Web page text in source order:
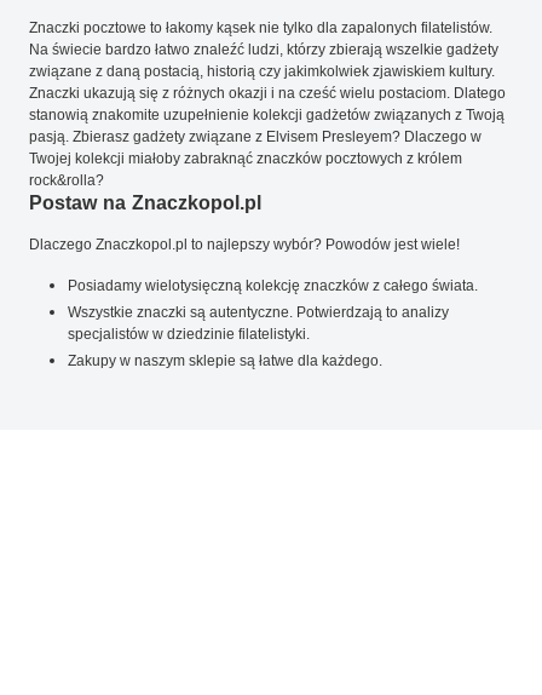
Znaczki pocztowe to łakomy kąsek nie tylko dla zapalonych filatelistów.
Na świecie bardzo łatwo znaleźć ludzi, którzy zbierają wszelkie gadżety
związane z daną postacią, historią czy jakimkolwiek zjawiskiem kultury.
Znaczki ukazują się z różnych okazji i na cześć wielu postaciom. Dlatego
stanowią znakomite uzupełnienie kolekcji gadżetów związanych z Twoją
pasją. Zbierasz gadżety związane z Elvisem Presleyem? Dlaczego w
Twojej kolekcji miałoby zabraknąć znaczków pocztowych z królem
rock&rolla?
Postaw na Znaczkopol.pl
Dlaczego Znaczkopol.pl to najlepszy wybór? Powodów jest wiele!
Posiadamy wielotysięczną kolekcję znaczków z całego świata.
Wszystkie znaczki są autentyczne. Potwierdzają to analizy
specjalistów w dziedzinie filatelistyki.
Zakupy w naszym sklepie są łatwe dla każdego.